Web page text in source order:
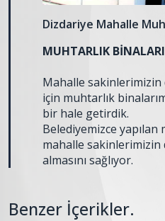
Dizdariye Mahalle
MUHTARLIK
Mahalle
için muhtarlık
bir hale getirdik.
Belediyemizce
mahalle sakinlerimizin
almasını sağlıyor.
Benzer İçerikler.